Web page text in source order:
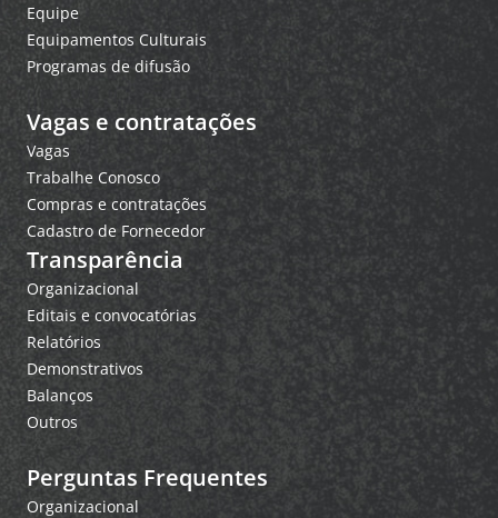
Equipe
Equipamentos Culturais
Programas de difusão
Vagas e contratações
Vagas
Trabalhe Conosco
Compras e contratações
Cadastro de Fornecedor
Transparência
Organizacional
Editais e convocatórias
Relatórios
Demonstrativos
Balanços
Outros
Perguntas Frequentes
Organizacional